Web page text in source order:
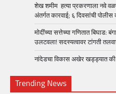
शेख शमीम हत्या प्रकरणाला नवे
अंतर्गत कारवाई; ६ दिवसांची पोलीस
मोदींच्या सत्तेच्या गणितात बिघाड:
उलटवला! सदस्यत्वावर टांगती
नांदेडचा विकास अखेर खड्ड्यात
Trending News